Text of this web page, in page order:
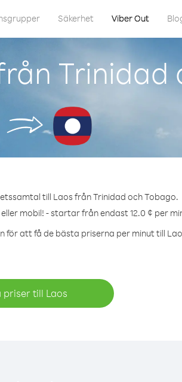
Säkerhet Viber Out
Trinidad
till Laos från Trinidad och Tobago.
mobil! - startar från endast 12.0 ¢ per
för att få de bästa priserna per minut till
priser till Laos